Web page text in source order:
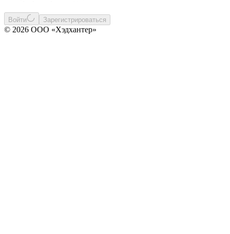
Войти Зарегистрироваться
© 2026 ООО «Хэдхантер»